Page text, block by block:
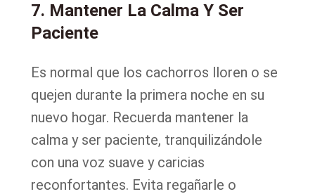
7. Mantener La Calma Y Ser
Paciente
Es normal que los cachorros lloren o se
quejen durante la primera noche en su
nuevo hogar. Recuerda mantener la
calma y ser paciente, tranquilizándole
con una voz suave y caricias
reconfortantes. Evita regañarle o